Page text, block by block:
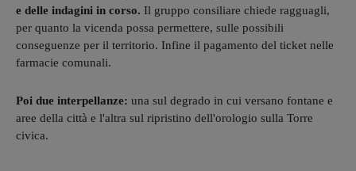
e delle indagini in corso. Il gruppo consiliare chiede ragguagli,
per quanto la vicenda possa permettere, sulle possibili
conseguenze per il territorio. Infine il pagamento del ticket nelle
farmacie comunali.
Poi due interpellanze: una sul degrado in cui versano fontane e
aree della città e l'altra sul ripristino dell'orologio sulla Torre
civica.